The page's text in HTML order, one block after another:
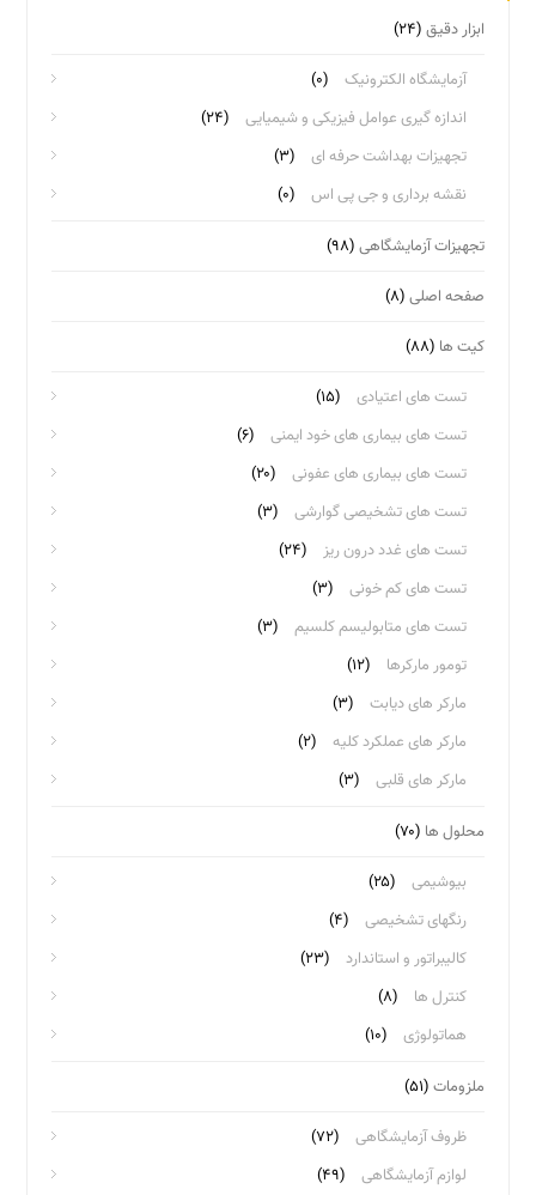
ابزار دقیق (۲۴)
آزمایشگاه الکترونیک
(۰)
اندازه گیری عوامل فیزیکی و شیمیایی
(۲۴)
تجهیزات بهداشت حرفه ای
(۳)
نقشه برداری و جی پی اس
(۰)
تجهیزات آزمایشگاهی (۹۸)
صفحه اصلی (۸)
کیت ها (۸۸)
تست های اعتیادی
(۱۵)
تست های بیماری های خود ایمنی
(۶)
تست های بیماری های عفونی
(۲۰)
تست های تشخیصی گوارشی
(۳)
تست های غدد درون ریز
(۲۴)
تست های کم خونی
(۳)
تست های متابولیسم کلسیم
(۳)
تومور مارکرها
(۱۲)
مارکر های دیابت
(۳)
مارکر های عملکرد کلیه
(۲)
مارکر های قلبی
(۳)
محلول ها (۷۰)
بیوشیمی
(۲۵)
رنگهای تشخیصی
(۴)
کالیبراتور و استاندارد
(۲۳)
کنترل ها
(۸)
هماتولوژی
(۱۰)
ملزومات (۵۱)
ظروف آزمایشگاهی
(۷۲)
لوازم آزمایشگاهی
(۴۹)